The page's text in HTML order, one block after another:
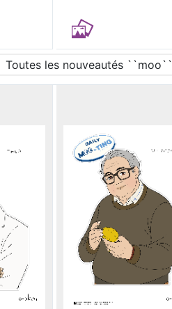
Toutes les nouveautés ``moo``